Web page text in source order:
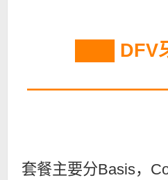
███ DFV
套餐主要分Basis，